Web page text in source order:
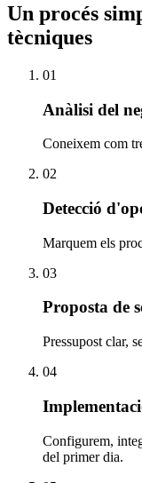
Un procés
tècniques
01
Anàlisi del
Coneixem com
02
Detecció
Marquem els
03
Proposta de
Pressupost clar,
04
Configurem,
del primer dia.